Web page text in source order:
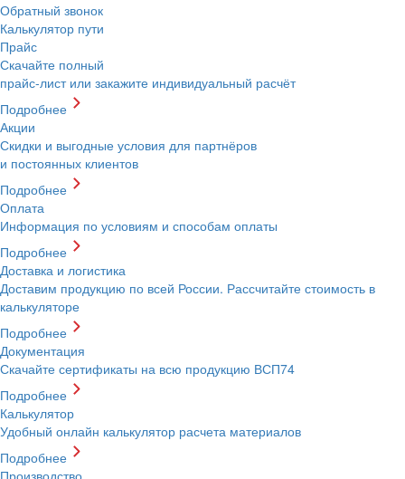
Обратный звонок
Калькулятор пути
Прайс
Скачайте полный
прайс-лист или закажите индивидуальный расчёт
Подробнее
Акции
Скидки и выгодные условия для партнёров
и постоянных клиентов
Подробнее
Оплата
Информация по условиям и способам оплаты
Подробнее
Доставка и логистика
Доставим продукцию по всей России. Рассчитайте стоимость в
калькуляторе
Подробнее
Документация
Скачайте сертификаты на всю продукцию ВСП74
Подробнее
Калькулятор
Удобный онлайн калькулятор расчета материалов
Подробнее